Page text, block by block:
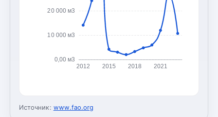
0,00 м3
10 000 м3
20 000 м3
2012 2015 2018 2021
Источник: www.fao.org